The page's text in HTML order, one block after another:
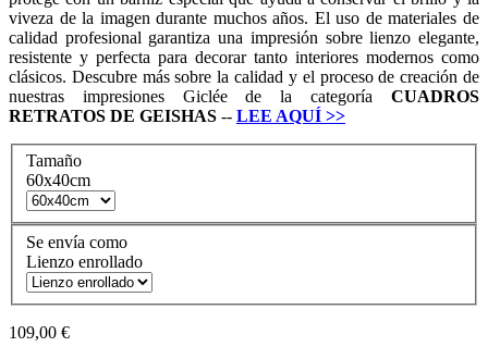
viveza de la imagen durante muchos años. El uso de materiales de
calidad profesional garantiza una impresión sobre lienzo elegante,
resistente y perfecta para decorar tanto interiores modernos como
clásicos. Descubre más sobre la calidad y el proceso de creación de
nuestras impresiones Giclée de la categoría CUADROS
RETRATOS DE GEISHAS -- LEE AQUÍ >>
Tamaño
60x40cm
Se envía como
Lienzo enrollado
109,00 €